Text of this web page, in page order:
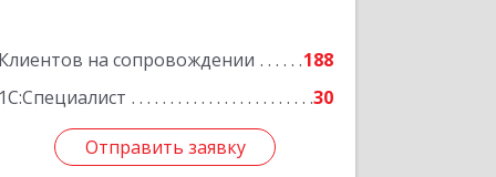
Клиентов на сопровождении
188
1С:Специалист
30
Отправить заявку
Отправить заявку